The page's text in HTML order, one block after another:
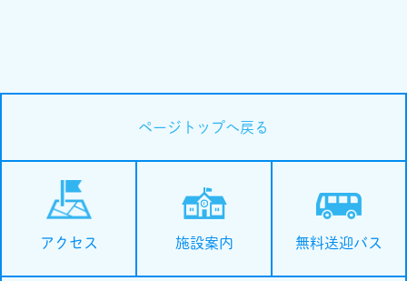
ページトップへ戻る
アクセス 施設案内 無料送迎バス